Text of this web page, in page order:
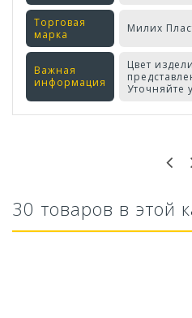
Торговая
марка
Милих
Важная
информация
Цвет
Уточняйте
30 товаров в этой